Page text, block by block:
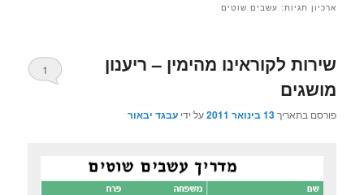
ארכיון תגיות: עשבים שוטים
שירות לקוראינו מהימין – ריענון
מושגים
פורסם בתאריך13 בינואר 2011 על ידיעבגד יבאור
1